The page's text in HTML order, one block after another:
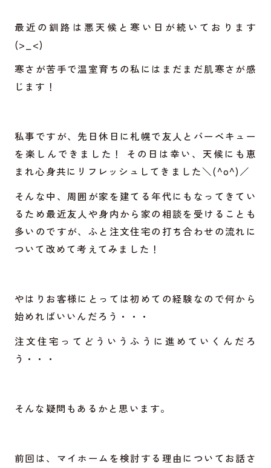
最近の釧路は悪天候と寒い日が続いております
(>_<)
寒さが苦手で温室育ちの私にはまだまだ肌寒さが感
じます！
私事ですが、先日休日に札幌で友人とバーベキュー
を楽しんできました！ その日は幸い、天候にも恵
まれ心身共にリフレッシュしてきました＼(^o^)／
そんな中、周囲が家を建てる年代にもなってきてい
るため最近友人や身内から家の相談を受けることも
多いのですが、ふと注文住宅の打ち合わせの流れに
ついて改めて考えてみました！
やはりお客様にとっては初めての経験なので何から
始めればいいんだろう・・・
注文住宅ってどういうふうに進めていくんだろ
う・・・
そんな疑問もあるかと思います。
前回は、マイホームを検討する理由についてお話さ